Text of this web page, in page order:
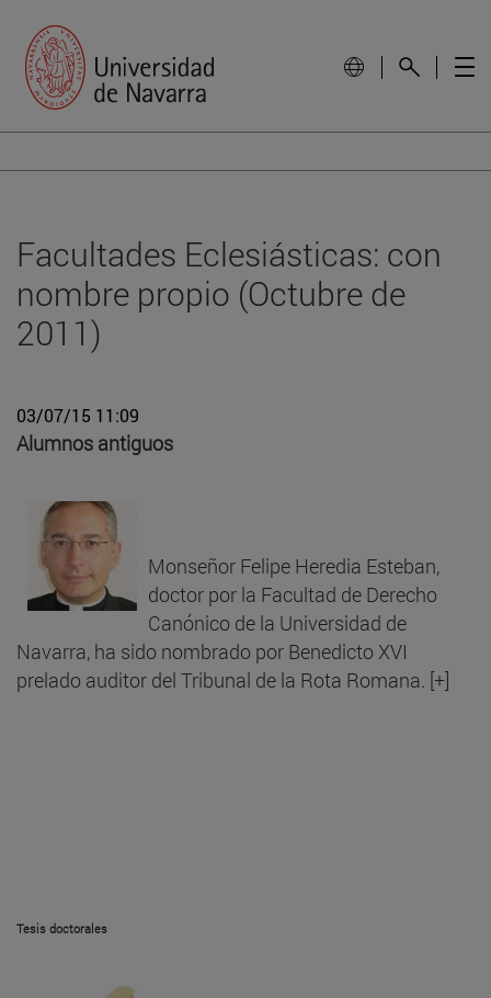
Facultades Eclesiásticas: con
nombre propio (Octubre de
2011)
03/07/15 11:09
Alumnos antiguos
Monseñor Felipe Heredia Esteban,
doctor por la Facultad de Derecho
Canónico de la Universidad de
Navarra, ha sido nombrado por Benedicto XVI
prelado auditor del Tribunal de la Rota Romana. [+]
Tesis doctorales